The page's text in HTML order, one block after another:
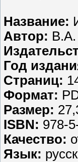
Название:
Автор: В.А.
Год
Страниц:
Формат:
Размер:
ISBN: 978-
Качество:
Язык: